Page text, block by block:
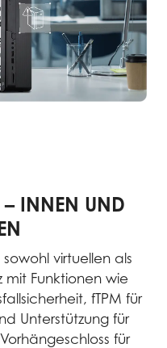
– INNEN UND
virtuellen als
mit Funktionen wie
fTPM für
Unterstützung für
für